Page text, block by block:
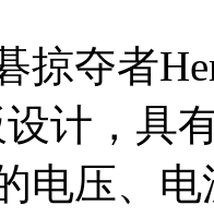
掠夺者
设计，具
电压、